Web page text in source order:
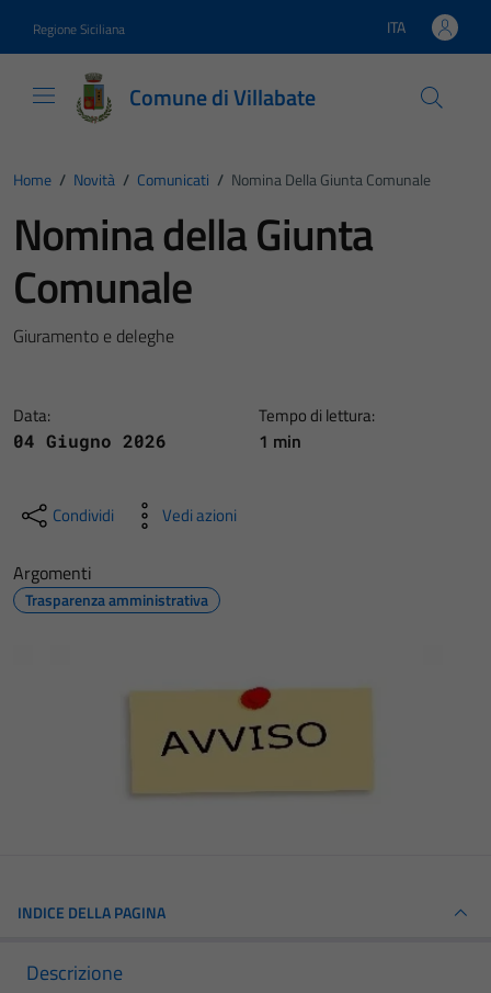
Regione Siciliana Lingua attiva:
ITA
Comune di Villabate
Home / Novità / Comunicati / Nomina Della Giunta Comunale
Nomina della Giunta
Comunale
Giuramento e deleghe
Data:
04 Giugno 2026
Tempo di lettura:
1 min
Condividi Vedi azioni
Argomenti
Trasparenza amministrativa
INDICE DELLA PAGINA
Descrizione